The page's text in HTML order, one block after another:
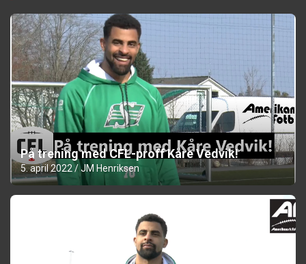
På trening med CFL-proff Kåre Vedvik!
5. april 2022 JM Henriksen